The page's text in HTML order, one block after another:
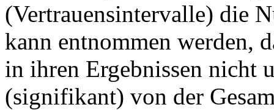
(Vertrauensintervalle) die
kann entnommen werden,
in ihren Ergebnissen nicht
(signifikant) von der